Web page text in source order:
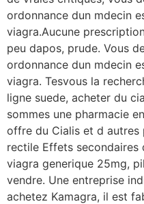
ordonnance dun mdecin
viagra.Aucune
peu dapos, prude. Vous
ordonnance dun mdecin
viagra. Tesvous la
ligne suede, acheter du
sommes une pharmacie
offre du Cialis et d
rectile Effets secondaires
viagra generique 25mg,
vendre. Une entreprise
achetez Kamagra, il est